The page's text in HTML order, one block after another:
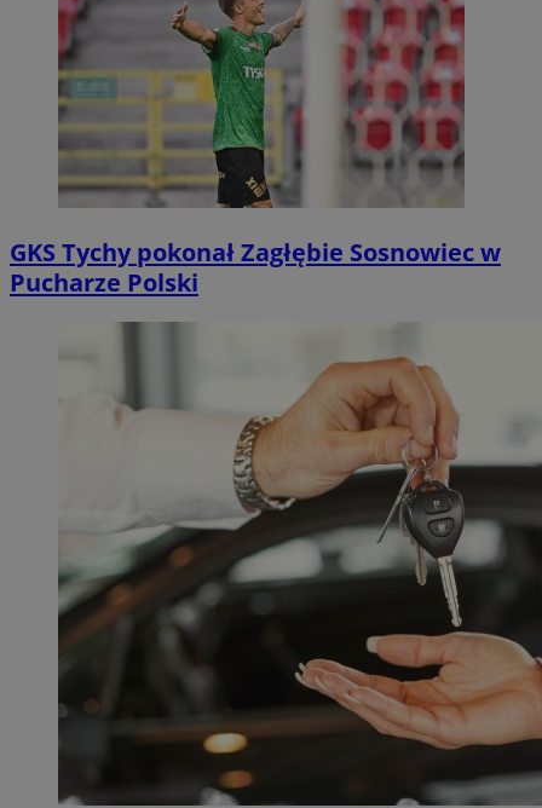
GKS Tychy pokonał Zagłębie Sosnowiec w
Pucharze Polski